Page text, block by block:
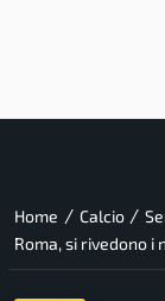
Home / Calcio /
Roma, si rivedono i